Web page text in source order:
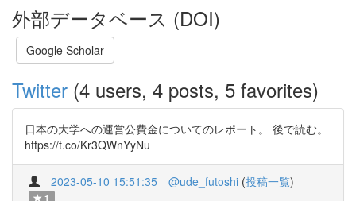
外部データベース (DOI)
Google Scholar
Twitter (4 users, 4 posts, 5 favorites)
日本の大学への運営公費金についてのレポート。 後で読む。
https://t.co/Kr3QWnYyNu
2023-05-10 15:51:35 @ude_futoshi (投稿一覧)
1